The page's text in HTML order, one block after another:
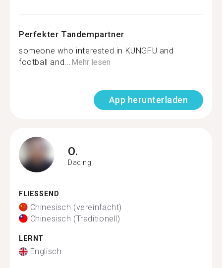
Perfekter Tandempartner
someone who interested in KUNGFU and
football and...Mehr lesen
App herunterladen
O.
Daqing
FLIESSEND
Chinesisch (vereinfacht)
Chinesisch (Traditionell)
LERNT
Englisch